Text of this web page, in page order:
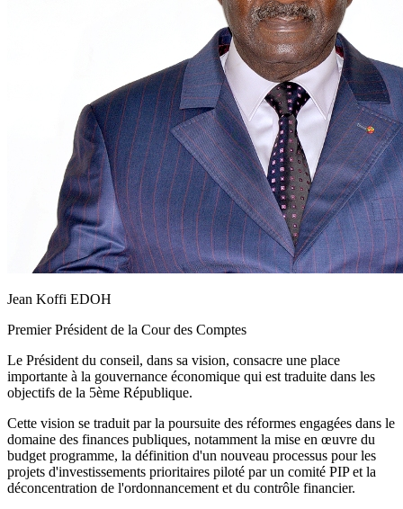
Jean Koffi EDOH
Premier Président de la Cour des Comptes
Le Président du conseil, dans sa vision, consacre une place
importante à la gouvernance économique qui est traduite dans les
objectifs de la 5ème République.
Cette vision se traduit par la poursuite des réformes engagées dans le
domaine des finances publiques, notamment la mise en œuvre du
budget programme, la définition d'un nouveau processus pour les
projets d'investissements prioritaires piloté par un comité PIP et la
déconcentration de l'ordonnancement et du contrôle financier.